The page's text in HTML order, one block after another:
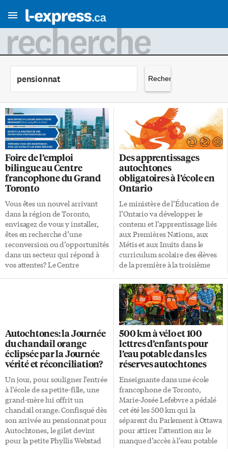
recherche
Foire de l’emploi
bilingue au Centre
francophone du Grand
Toronto
Vous êtes un nouvel arrivant
dans la région de Toronto,
envisagez de vous y installer,
êtes en recherche d’une
reconversion ou d’opportunités
dans un secteur qui répond à
vos attentes? Le Centre
variés y présenteront leurs
offres. Le monde de l’éducation
(Conseil scolaire MonAvenir,
Conseil scolaire Viamonde,
Toronto French School, le
ministère ontarien de
l’Éducation), de la banque et de
la finance (Desjardins, RBC,
Scotia Bank), ou encore de la
technologie (DELL) seront
représentés. Au total, environ
25 […]
Des apprentissages
autochtones
obligatoires à l’école en
Ontario
Le ministère de l’Éducation de
l’Ontario va développer le
contenu et l’apprentissage liés
aux Premières Nations, aux
Métis et aux Inuits dans le
curriculum scolaire des élèves
de la première à la troisième
coïncidence que le
gouvernement ontarien ait fait
cette annonce la veille de la
première Journée nationale de
la vérité et de la réconciliation
(30 septembre). Le ministre
Stephen Lecce a annoncé que le
curriculum scolaire des paliers
élémentaires de première,
deuxième et troisième année
sera mis à jour pour inclure des
apprentissages sur le système
d’écoles résidentielles, sur
l’histoire des Autochtones et
[…]
Autochtones: la Journée
du chandail orange
éclipsée par la Journée
vérité et réconciliation?
Un jour, pour souligner l’entrée
à l’école de sa petite-fille, une
grand-mère lui offrit un
chandail orange. Confisqué dès
son arrivée au pensionnat pour
Autochtones, le gilet devint
pour la petite Phyllis Webstad
500 km à vélo et 100
lettres d’enfants pour
l’eau potable dans les
réserves autochtones
Enseignante dans une école
francophone de Toronto,
Marie-Josée Lefebvre a pédalé
cet été les 500 km qui la
séparent du Parlement à Ottawa
pour attirer l’attention sur le
manque d’accès à l’eau potable